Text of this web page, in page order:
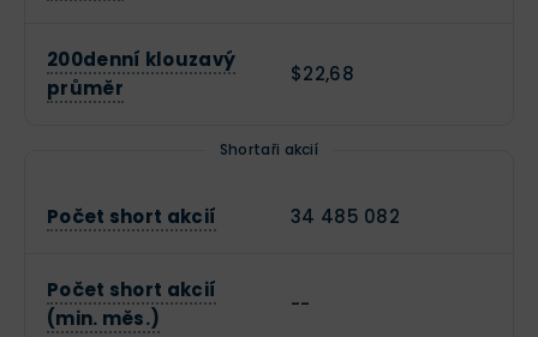
200denní klouzavý
průměr
$22,68
Shortaři akcií
Počet short akcií 34 485 082
Počet short akcií
(min. měs.)
--